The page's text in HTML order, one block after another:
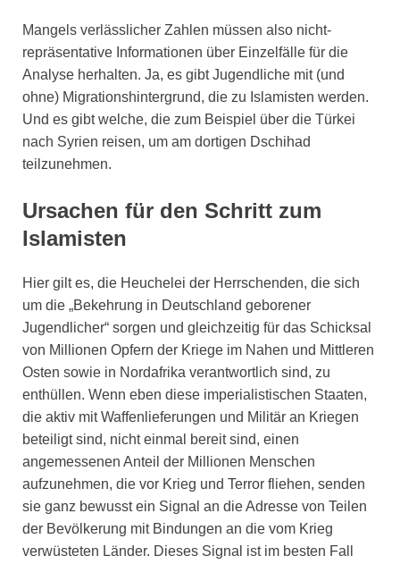
Mangels verlässlicher Zahlen müssen also nicht-
repräsentative Informationen über Einzelfälle für die
Analyse herhalten. Ja, es gibt Jugendliche mit (und
ohne) Migrationshintergrund, die zu Islamisten werden.
Und es gibt welche, die zum Beispiel über die Türkei
nach Syrien reisen, um am dortigen Dschihad
teilzunehmen.
Ursachen für den Schritt zum
Islamisten
Hier gilt es, die Heuchelei der Herrschenden, die sich
um die „Bekehrung in Deutschland geborener
Jugendlicher“ sorgen und gleichzeitig für das Schicksal
von Millionen Opfern der Kriege im Nahen und Mittleren
Osten sowie in Nordafrika verantwortlich sind, zu
enthüllen. Wenn eben diese imperialistischen Staaten,
die aktiv mit Waffenlieferungen und Militär an Kriegen
beteiligt sind, nicht einmal bereit sind, einen
angemessenen Anteil der Millionen Menschen
aufzunehmen, die vor Krieg und Terror fliehen, senden
sie ganz bewusst ein Signal an die Adresse von Teilen
der Bevölkerung mit Bindungen an die vom Krieg
verwüsteten Länder. Dieses Signal ist im besten Fall